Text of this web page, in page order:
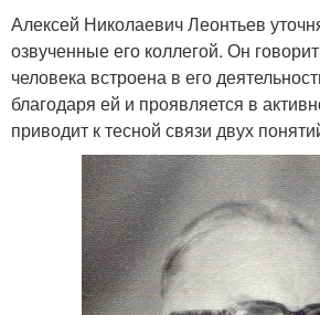
Алексей Николаевич Леонтьев
озвученные его коллегой. Он
человека встроена в его
благодаря ей и проявляется в
приводит к тесной связи двух